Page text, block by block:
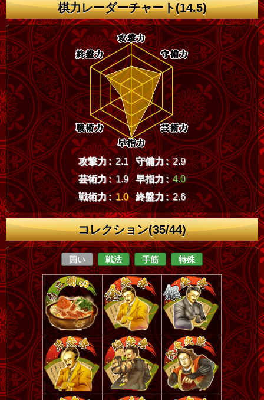
棋力レーダーチャート(14.5)
攻撃力 : 2.1 守備力 : 2.9
芸術力 : 1.9 早指力 : 4.0
戦術力 : 1.0 終盤力 : 2.6
コレクション(35/44)
囲い 戦法 手筋 特殊